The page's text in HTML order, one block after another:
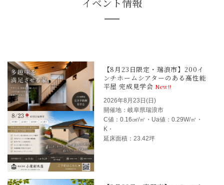
Q. 光熱費月8,000円台とはどのような家です
2026年8月23日(日)
開催地：岐阜県瑞浪市
C値：0.16㎠/㎡・Ua値：0.29W/㎡・
K・
延床面積：23.42坪